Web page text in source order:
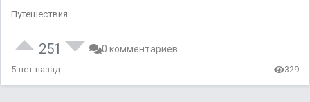
Путешествия
251 0 комментариев
5 лет назад 329